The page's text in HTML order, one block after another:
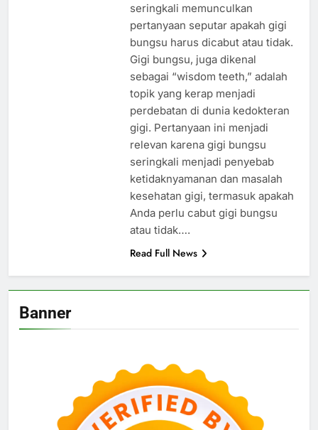
seringkali memunculkan
pertanyaan seputar apakah gigi
bungsu harus dicabut atau tidak.
Gigi bungsu, juga dikenal
sebagai “wisdom teeth,” adalah
topik yang kerap menjadi
perdebatan di dunia kedokteran
gigi. Pertanyaan ini menjadi
relevan karena gigi bungsu
seringkali menjadi penyebab
ketidaknyamanan dan masalah
kesehatan gigi, termasuk apakah
Anda perlu cabut gigi bungsu
atau tidak….
Read Full News
Banner